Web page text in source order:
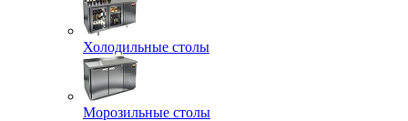
Холодильные столы
Морозильные столы